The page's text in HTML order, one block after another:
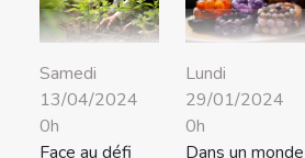
Samedi
13/04/2024
0h
Face au défi
Lundi
29/01/2024
0h
Dans un monde